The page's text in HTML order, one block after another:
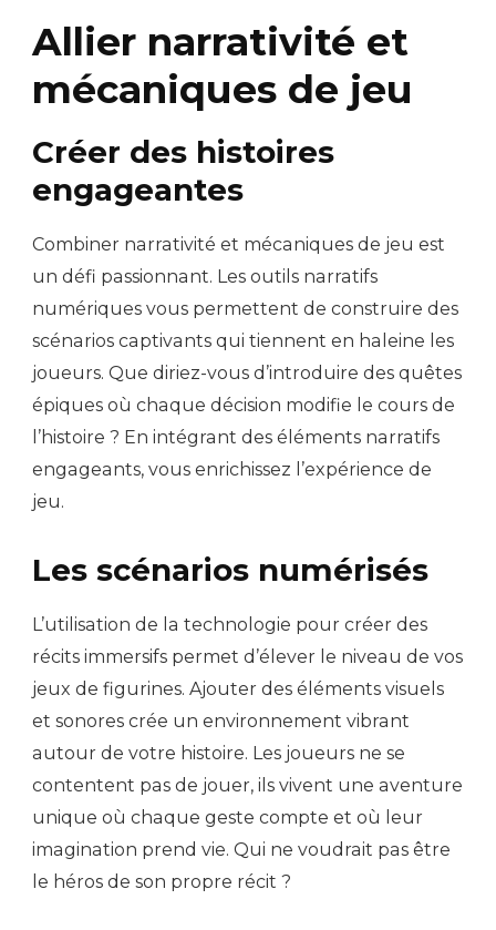
Allier narrativité et
mécaniques de jeu
Créer des histoires
engageantes
Combiner narrativité et mécaniques de jeu est
un défi passionnant. Les outils narratifs
numériques vous permettent de construire des
scénarios captivants qui tiennent en haleine les
joueurs. Que diriez-vous d’introduire des quêtes
épiques où chaque décision modifie le cours de
l’histoire ? En intégrant des éléments narratifs
engageants, vous enrichissez l’expérience de
jeu.
Les scénarios numérisés
L’utilisation de la technologie pour créer des
récits immersifs permet d’élever le niveau de vos
jeux de figurines. Ajouter des éléments visuels
et sonores crée un environnement vibrant
autour de votre histoire. Les joueurs ne se
contentent pas de jouer, ils vivent une aventure
unique où chaque geste compte et où leur
imagination prend vie. Qui ne voudrait pas être
le héros de son propre récit ?